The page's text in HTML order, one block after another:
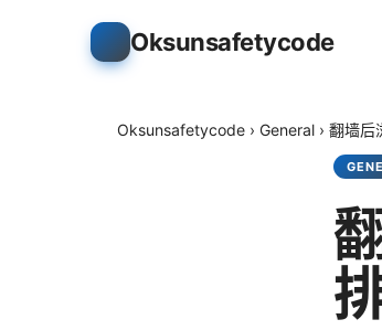
Oksunsafetycode
Oksunsafetycode › General › 翻墙后